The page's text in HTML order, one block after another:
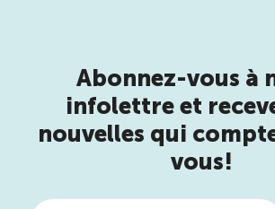
Abonnez-vous à
infolettre et
nouvelles qui
vous!